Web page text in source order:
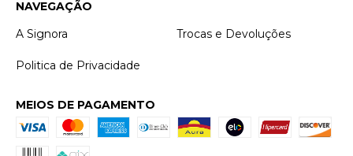
NAVEGAÇÃO
A Signora
Trocas e Devoluções
Politica de Privacidade
MEIOS DE PAGAMENTO